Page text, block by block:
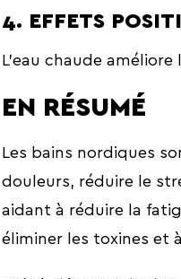
4. EFFETS
L’eau chaude
EN RÉSUMÉ
Les bains nordiques
douleurs, réduire le
aidant à réduire la
éliminer les toxines et